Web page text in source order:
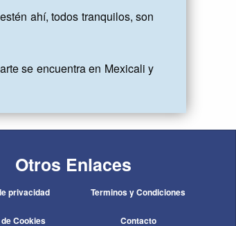
ahí, todos tranquilos, son
se encuentra en Mexicali y
Otros Enlaces
privacidad
Cookies
Terminos y Condiciones
Contacto